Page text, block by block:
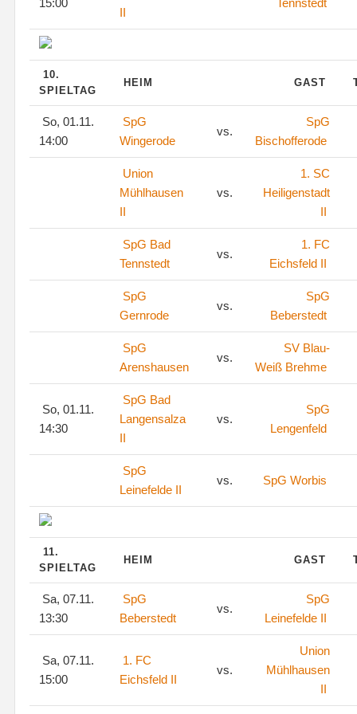
15:00
II
Tennstedt
10.
SPIELTAG
HEIM GAST
So, 01.11.
14:00
SpG
Wingerode
vs.
SpG
Bischofferode
Union
Mühlhausen
II
vs.
1. SC
Heiligenstadt
II
SpG Bad
Tennstedt
vs.
1. FC
Eichsfeld II
SpG
Gernrode
vs.
SpG
Beberstedt
SpG
Arenshausen
vs.
SV Blau-
Weiß Brehme
So, 01.11.
14:30
SpG Bad
Langensalza
II
vs.
SpG
Lengenfeld
SpG
Leinefelde II
vs. SpG Worbis
11.
SPIELTAG
HEIM GAST
Sa, 07.11.
13:30
SpG
Beberstedt
vs.
SpG
Leinefelde II
Sa, 07.11.
15:00
1. FC
Eichsfeld II
vs.
Union
Mühlhausen
II